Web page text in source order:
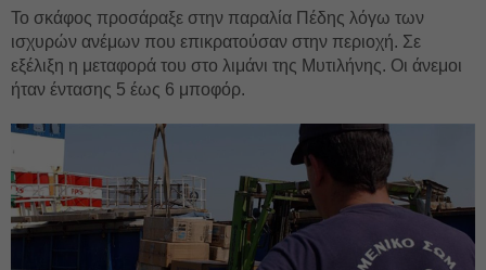
Το σκάφος προσάραξε στην παραλία Πέδης λόγω των
ισχυρών ανέμων που επικρατούσαν στην περιοχή. Σε
εξέλιξη η μεταφορά του στο λιμάνι της Μυτιλήνης. Οι άνεμοι
ήταν έντασης 5 έως 6 μποφόρ.